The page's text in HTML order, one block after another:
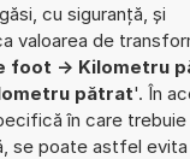
cu siguranță, și
valoarea de
foot -> Kilometru
pătrat'. În
în care trebuie
se poate astfel